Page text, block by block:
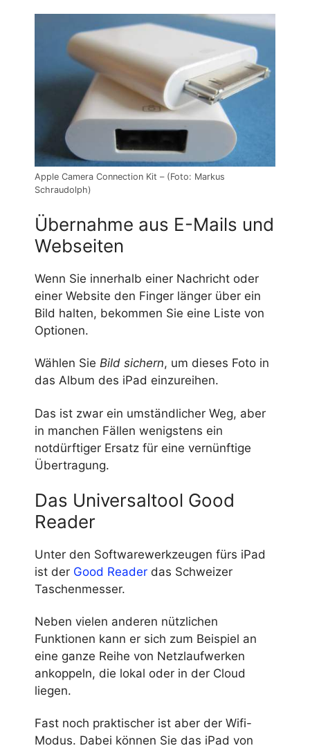
Apple Camera Connection Kit – (Foto: Markus
Schraudolph)
Übernahme aus E-Mails und
Webseiten
Wenn Sie innerhalb einer Nachricht oder
einer Website den Finger länger über ein
Bild halten, bekommen Sie eine Liste von
Optionen.
Wählen Sie Bild sichern, um dieses Foto in
das Album des iPad einzureihen.
Das ist zwar ein umständlicher Weg, aber
in manchen Fällen wenigstens ein
notdürftiger Ersatz für eine vernünftige
Übertragung.
Das Universaltool Good
Reader
Unter den Softwarewerkzeugen fürs iPad
ist der Good Reader das Schweizer
Taschenmesser.
Neben vielen anderen nützlichen
Funktionen kann er sich zum Beispiel an
eine ganze Reihe von Netzlaufwerken
ankoppeln, die lokal oder in der Cloud
liegen.
Fast noch praktischer ist aber der Wifi-
Modus. Dabei können Sie das iPad von